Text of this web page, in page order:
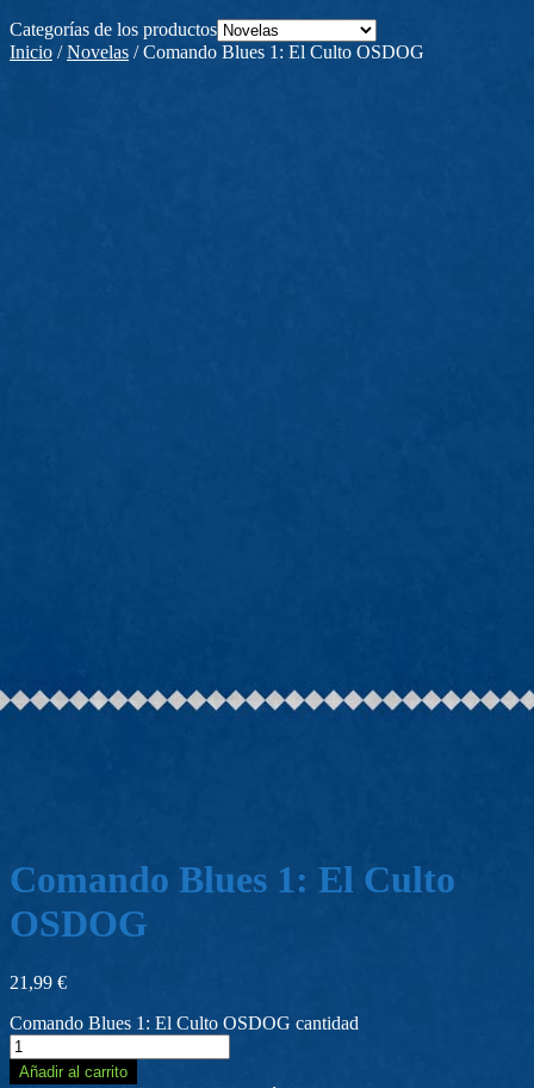
Categorías de los productos
Inicio /Novelas /Comando Blues 1: El Culto OSDOG
Comando Blues 1: El Culto
OSDOG
21,99 €
Comando Blues 1: El Culto OSDOG cantidad
Añadir al carrito